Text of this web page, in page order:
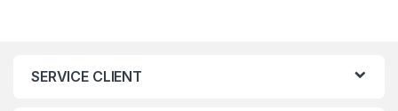
SERVICE CLIENT